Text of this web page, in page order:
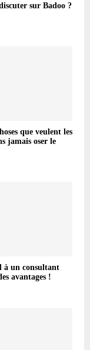
sur Badoo ?
que veulent les
jamais oser le
à un consultant
avantages !